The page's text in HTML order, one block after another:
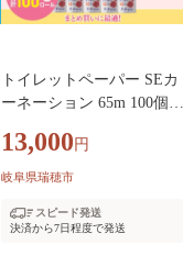
トイレットペーパー SEカ
ーネーション 65m 100個
生活 必需品 エコ eco 高評
価 たっぷり まとめ買い 長
災害 防災 備蓄用 トイペ
13,000 円
岐阜県瑞穂市
スピード発送
決済から7日程度で発送